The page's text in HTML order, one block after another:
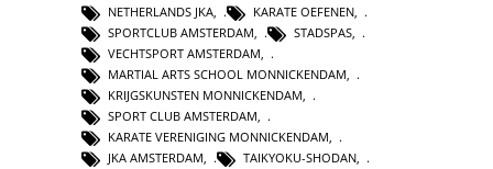
NETHERLANDS JKA
KARATE OEFENEN
SPORTCLUB AMSTERDAM
STADSPAS
VECHTSPORT AMSTERDAM
MARTIAL ARTS SCHOOL MONNICKENDAM
KRIJGSKUNSTEN MONNICKENDAM,
SPORT CLUB AMSTERDAM,
KARATE VERENIGING MONNICKENDAM,
JKA AMSTERDAM, TAIKYOKU-SHODAN,